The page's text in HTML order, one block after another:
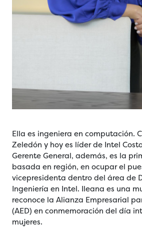
Ella es ingeniera en computación.
Zeledón y hoy es líder de Intel
Gerente General, además, es la
basada en región, en ocupar el
vicepresidenta dentro del área de
Ingeniería en Intel. Ileana es una
reconoce la Alianza Empresarial
(AED) en conmemoración del día
mujeres.